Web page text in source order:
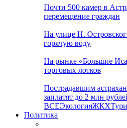
Почти 500 камер в
перемещение граждан
На улице Н.
горячую воду
На рынке «Большие
торговых лотков
Пострадавшим
заплатят до 2 млн
ВСЕЭкологияЖКХ
Политика